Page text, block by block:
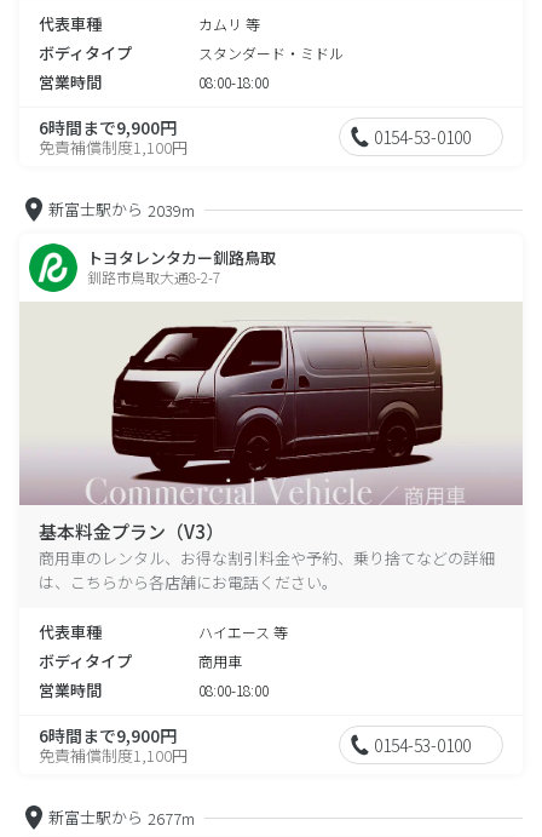
代表車種 カムリ 等
ボディタイプ スタンダード・ミドル
営業時間 08:00-18:00
6時間まで9,900円
免責補償制度1,100円 0154-53-0100
新富士駅から 2039m
トヨタレンタカー釧路鳥取
釧路市鳥取大通8-2-7
基本料金プラン（V3）
商用車のレンタル、お得な割引料金や予約、乗り捨てなどの詳細
は、こちらから各店舗にお電話ください。
代表車種 ハイエース 等
ボディタイプ 商用車
営業時間 08:00-18:00
6時間まで9,900円
免責補償制度1,100円 0154-53-0100
新富士駅から 2677m